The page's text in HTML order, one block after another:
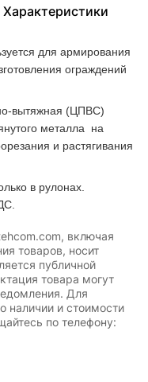
Характеристики
для армирования
ограждений
вытяжная (ЦПВС)
металла на
и растягивания
в рулонах.
включая
товаров, носит
публичной
товара могут
Для
наличии и стоимости
по телефону: